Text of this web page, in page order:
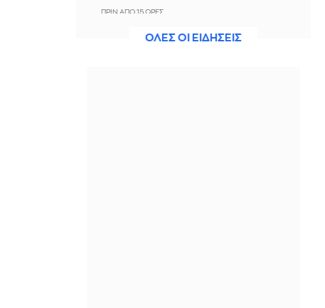
ΠΡΙΝ ΑΠΌ 15 ΏΡΕΣ
Η ξηρασία απειλεί την
ΟΛΕΣ ΟΙ ΕΙΔΗΣΕΙΣ